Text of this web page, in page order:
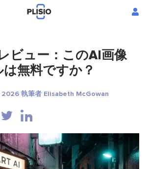
ビュー：このAI画像
無料ですか？
2026 執筆者 Elisabeth McGowan